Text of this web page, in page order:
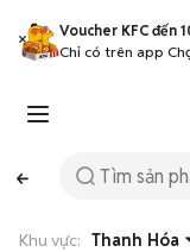
Voucher KFC đến
Chỉ có trên app
Khu vực: Thanh Hóa